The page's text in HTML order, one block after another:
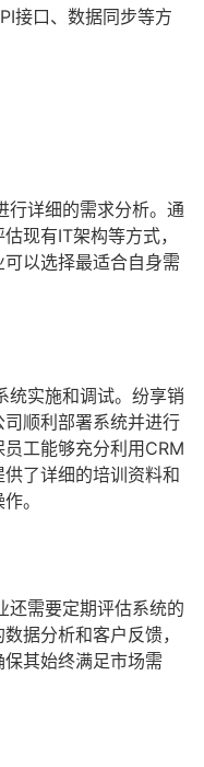
接口、数据同步等方
行详细的需求分析。通
现有IT架构等方式，
以选择最适合自身需
统实施和调试。纷享销
顺利部署系统并进行
工能够充分利用CRM
了详细的培训资料和
。
还需要定期评估系统的
据分析和客户反馈，
其始终满足市场需